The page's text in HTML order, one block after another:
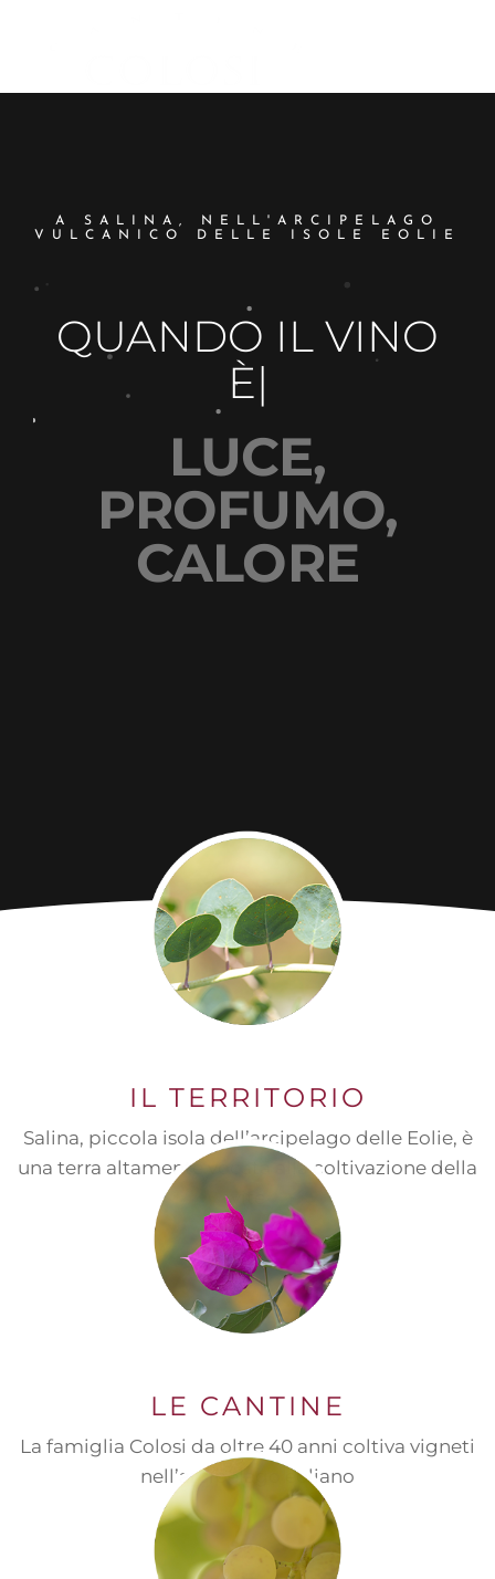
COLOSI –
A SALINA, NELL'ARCIPELAGO
VULCANICO DELLE ISOLE EOLIE
QUANDO IL VINO
È|
LUCE,
PROFUMO,
CALORE
IL TERRITORIO
Salina, piccola isola dell’arcipelago delle Eolie, è
una terra altamente vocata alla coltivazione della
vite
LE CANTINE
La famiglia Colosi da oltre 40 anni coltiva vigneti
nell’arcipelago eoliano